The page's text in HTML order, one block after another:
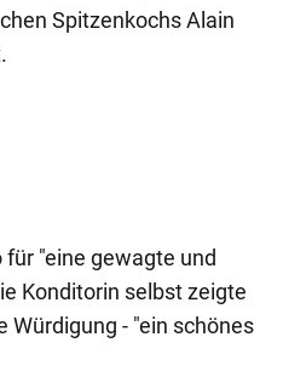
Spitzenkochs Alain
"eine gewagte und
Konditorin selbst zeigte
Würdigung - "ein schönes